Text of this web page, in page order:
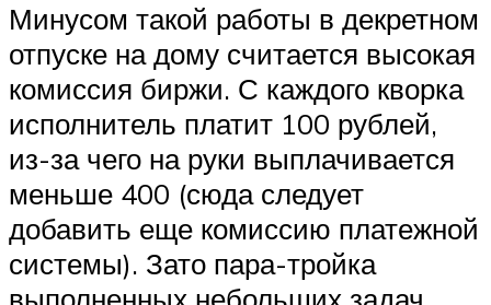
Минусом такой работы в декретном
отпуске на дому считается высокая
комиссия биржи. С каждого кворка
исполнитель платит 100 рублей,
из-за чего на руки выплачивается
меньше 400 (сюда следует
добавить еще комиссию платежной
системы). Зато пара-тройка